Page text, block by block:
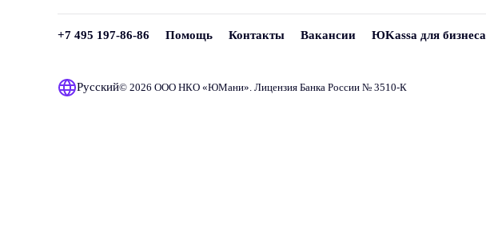
+7 495 197-86-86 Помощь Контакты Вакансии ЮKassa для бизнеса
Русский© 2026 ООО НКО «ЮМани». Лицензия Банка России № 3510‑К